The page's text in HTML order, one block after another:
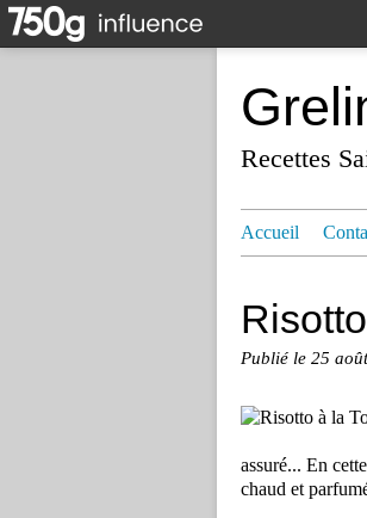
Recettes
Accueil
Publié le 25
assuré... En
chaud et